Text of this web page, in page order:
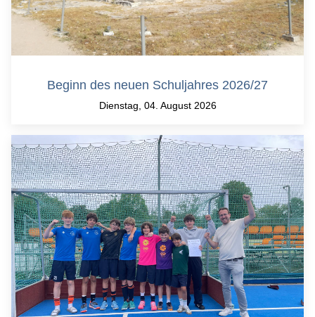
Beginn des neuen Schuljahres 2026/27
Dienstag, 04. August 2026